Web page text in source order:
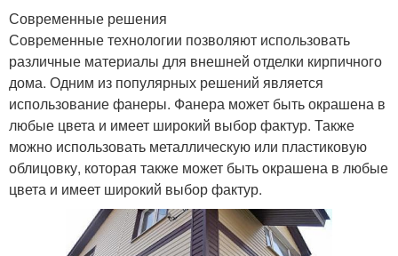
Современные решения
Современные технологии позволяют использовать
различные материалы для внешней отделки кирпичного
дома. Одним из популярных решений является
использование фанеры. Фанера может быть окрашена в
любые цвета и имеет широкий выбор фактур. Также
можно использовать металлическую или пластиковую
облицовку, которая также может быть окрашена в любые
цвета и имеет широкий выбор фактур.